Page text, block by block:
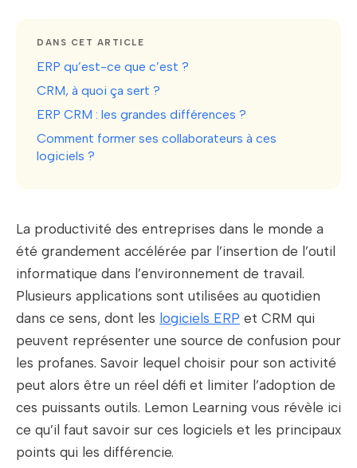
DANS CET ARTICLE
ERP qu’est-ce que c’est ?
CRM, à quoi ça sert ?
ERP CRM : les grandes différences ?
Comment former ses collaborateurs à ces
logiciels ?
La productivité des entreprises dans le monde a
été grandement accélérée par l’insertion de l’outil
informatique dans l’environnement de travail.
Plusieurs applications sont utilisées au quotidien
dans ce sens, dont les logiciels ERP et CRM qui
peuvent représenter une source de confusion pour
les profanes. Savoir lequel choisir pour son activité
peut alors être un réel défi et limiter l’adoption de
ces puissants outils. Lemon Learning vous révèle ici
ce qu’il faut savoir sur ces logiciels et les principaux
points qui les différencie.